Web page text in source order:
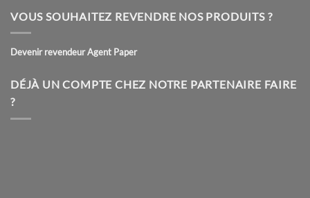
VOUS SOUHAITEZ REVENDRE NOS PRODUITS ?
Devenir revendeur Agent Paper
DÉJÀ UN COMPTE CHEZ NOTRE PARTENAIRE FAIRE
?